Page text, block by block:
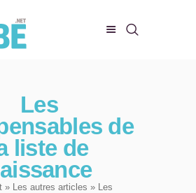
Les
de
liste de
» Les autres articles » Les
DE BEBE
JEUX
DE BÉBÉ